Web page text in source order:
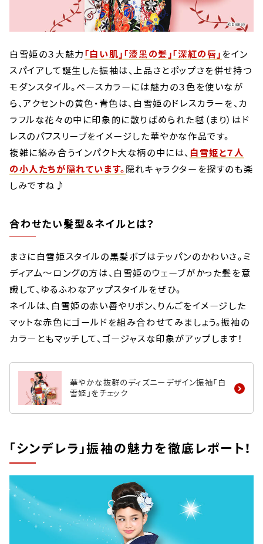
白雪姫の３大魅力 「白い肌」「漆黒の髪」「深紅の唇」 をイン
スパイアして誕生した振袖は、上品さとポップさを併せ持つ
モダンスタイル。ベースカラーには魅力の３色を使いなが
ら、アクセントの黄色・青色は、白雪姫のドレスカラーを、カ
ラフルな花々の中に印象的に散りばめられた毬（まり）はド
レスのパフスリーブをイメージした華やかな作品です。
複雑に絡み合うインパクト大な柄の中には、 白雪姫と７人
の小人たちが隠れています。 隠れキャラクターを探すのも楽
しみですね♪
合わせたい髪型＆ネイルとは？
まさに白雪姫スタイルの黒髪ボブはテッパンのかわいさ。ミ
ディアム～ロングの方は、白雪姫のウェーブがかった髪を意
識して、ゆるふわなアップスタイルをぜひ。
ネイルは、白雪姫の赤い唇やリボン、りんごをイメージした
マットな赤色にゴールドを組み合わせてみましょう。振袖の
カラーともマッチして、ゴージャスな印象がアップします！
華やかな抜群のディズニーデザイン振袖「白
雪姫」をチェック
「シンデレラ」振袖の魅力を徹底レポート！